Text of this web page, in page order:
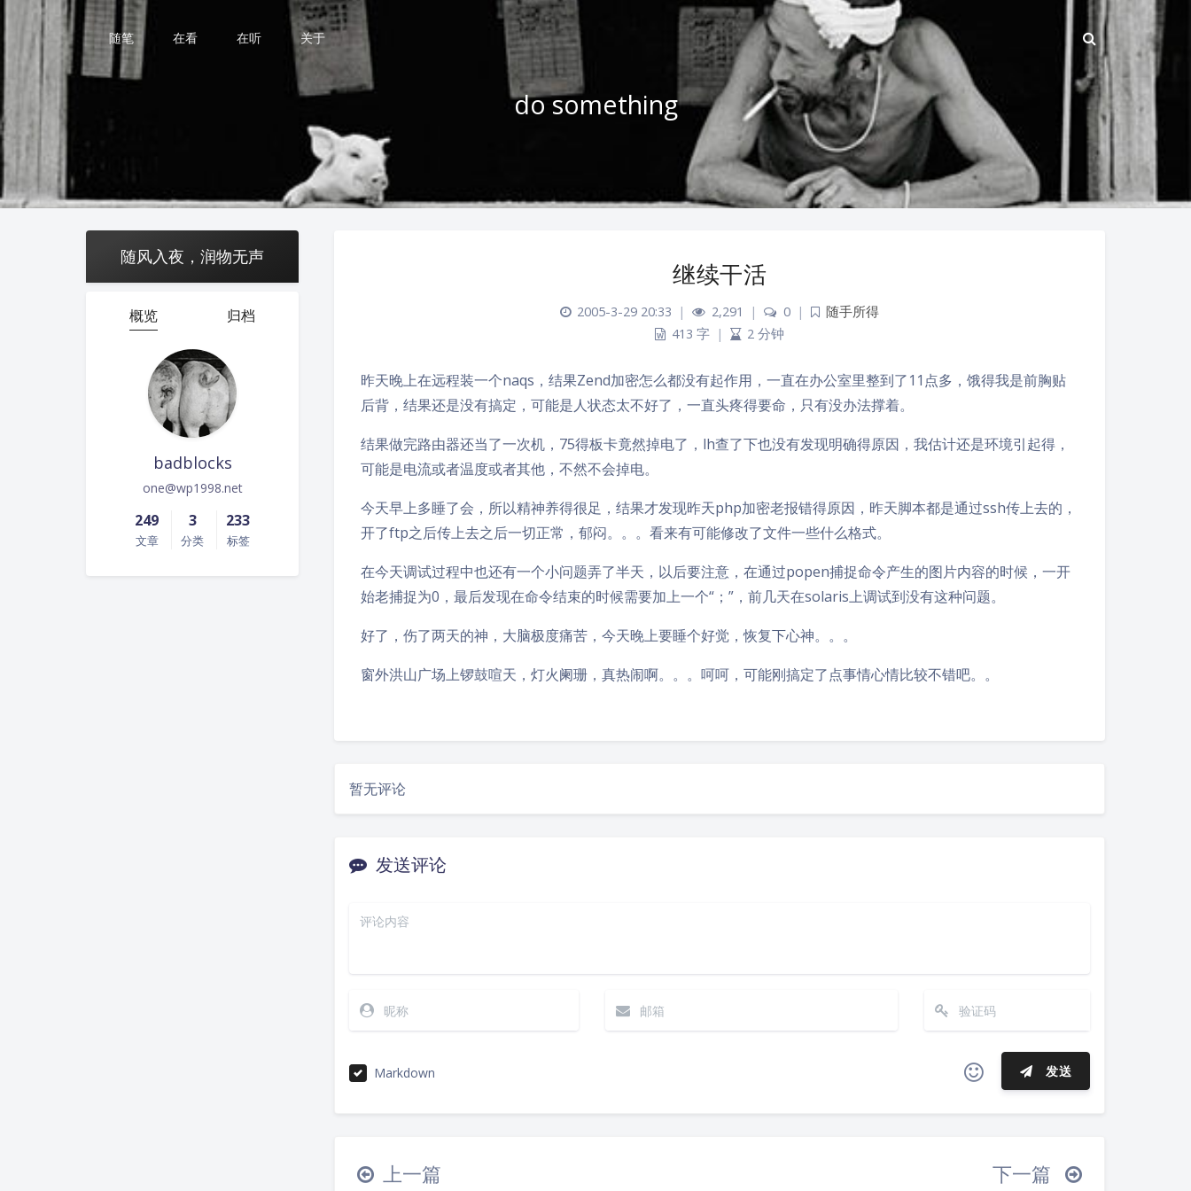
随笔 在看 在听 关于
do something
浅阴影 深阴影
随风入夜，润物无声
概览 归档
badblocks
one@wp1998.net
249
文章
3
分类
233
标签
继续干活
2005-3-29 20:33 | 2,291 | 0 |
随手所得
413 字 | 2 分钟
昨天晚上在远程装一个naqs，结果Zend加密怎么都没有起作用，一直在办公室里整到了11点多，饿得我是前胸贴
后背，结果还是没有搞定，可能是人状态太不好了，一直头疼得要命，只有没办法撑着。
结果做完路由器还当了一次机，75得板卡竟然掉电了，lh查了下也没有发现明确得原因，我估计还是环境引起得，
可能是电流或者温度或者其他，不然不会掉电。
今天早上多睡了会，所以精神养得很足，结果才发现昨天php加密老报错得原因，昨天脚本都是通过ssh传上去的，
开了ftp之后传上去之后一切正常，郁闷。。。看来有可能修改了文件一些什么格式。
在今天调试过程中也还有一个小问题弄了半天，以后要注意，在通过popen捕捉命令产生的图片内容的时候，一开
始老捕捉为0，最后发现在命令结束的时候需要加上一个“；”，前几天在solaris上调试到没有这种问题。
好了，伤了两天的神，大脑极度痛苦，今天晚上要睡个好觉，恢复下心神。。。
窗外洪山广场上锣鼓喧天，灯火阑珊，真热闹啊。。。呵呵，可能刚搞定了点事情心情比较不错吧。。
暂无评论
发送评论
Markdown 发送
上一篇 下一篇